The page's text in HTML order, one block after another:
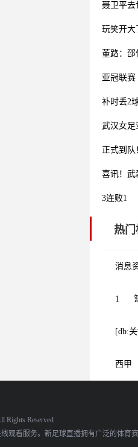
聂卫平去
玩笑开大
董路：邵
亚冠联赛
补时丢2
武汉女足
正式到
喜讯！武
3连败1
热
消息
1
[db:
西甲
Rights Reserved
看服务。新足球直播拥有广泛的体育